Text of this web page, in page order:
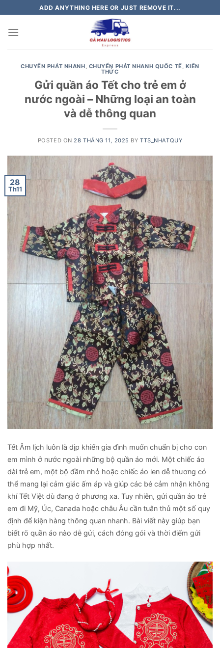
to
content
ADD ANYTHING HERE OR JUST REMOVE IT...
CHUYỂN PHÁT NHANH, CHUYỂN PHÁT NHANH QUỐC TẾ, KIẾN
THỨC
Gửi quần áo Tết cho trẻ em ở
nước ngoài – Những loại an toàn
và dễ thông quan
POSTED ON 28 THÁNG 11, 2025 BYTTS_NHATQUY
28
Th11
Tết Âm lịch luôn là dịp khiến gia đình muốn chuẩn bị cho con
em mình ở nước ngoài những bộ quần áo mới. Một chiếc áo
dài trẻ em, một bộ đầm nhỏ hoặc chiếc áo len dễ thương có
thể mang lại cảm giác ấm áp và giúp các bé cảm nhận không
khí Tết Việt dù đang ở phương xa. Tuy nhiên, gửi quần áo trẻ
em đi Mỹ, Úc, Canada hoặc châu Âu cần tuân thủ một số quy
định để kiện hàng thông quan nhanh. Bài viết này giúp bạn
biết rõ quần áo nào dễ gửi, cách đóng gói và thời điểm gửi
phù hợp nhất.